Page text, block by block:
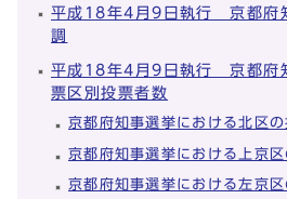
平成18年4月9日執行 京都府
調
平成18年4月9日執行 京都府
票区別投票者数
京都府知事選挙における北区
京都府知事選挙における上京
京都府知事選挙における左京